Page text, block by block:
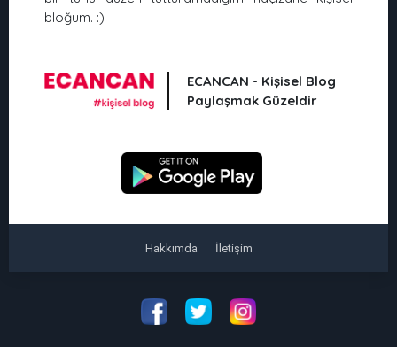
bloğum. :)
ECANCAN - Kişisel Blog
Paylaşmak Güzeldir
Hakkımda İletişim